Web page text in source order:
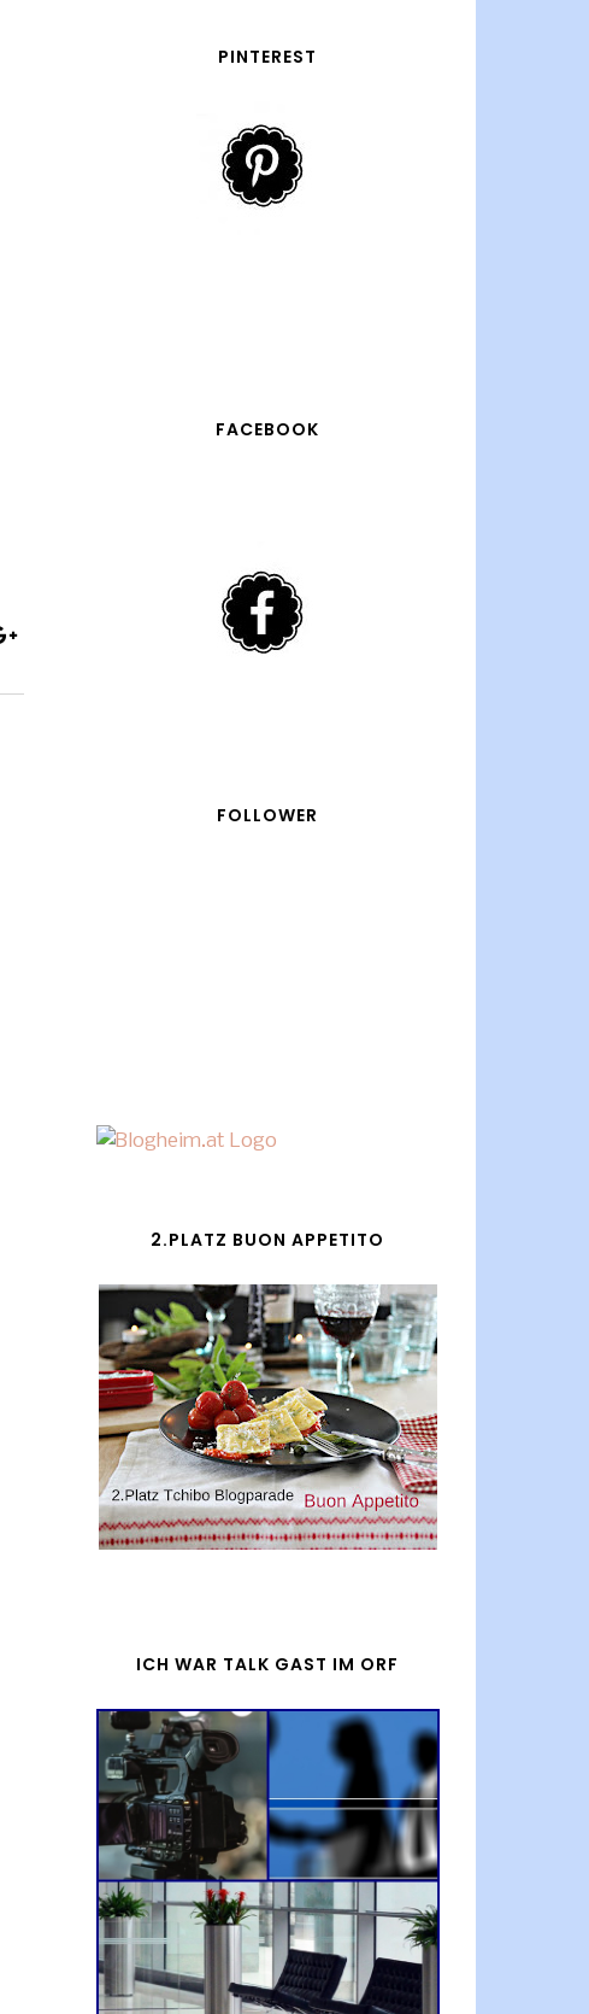
PINTEREST
FACEBOOK
FOLLOWER
2.PLATZ BUON APPETITO
ICH WAR TALK GAST IM ORF